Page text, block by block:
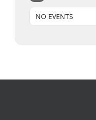
NO EVENTS